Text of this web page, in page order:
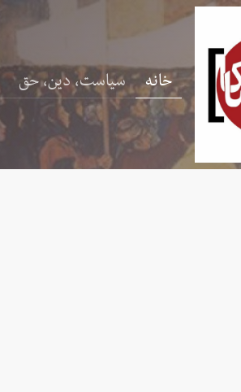
خانه سیاست، دین، حق